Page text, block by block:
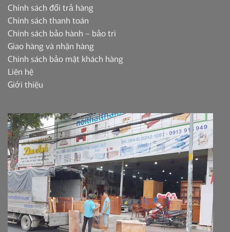
Chính sách đổi trả hàng
Chính sách thanh toán
Chính sách bảo hành – bảo trì
Giao hàng và nhận hàng
Chính sách bảo mật khách hàng
Liên hệ
Giới thiệu